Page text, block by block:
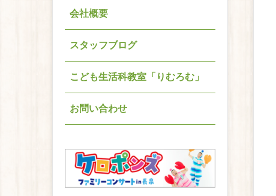
会社概要
スタッフブログ
こども生活科教室「りむろむ」
お問い合わせ